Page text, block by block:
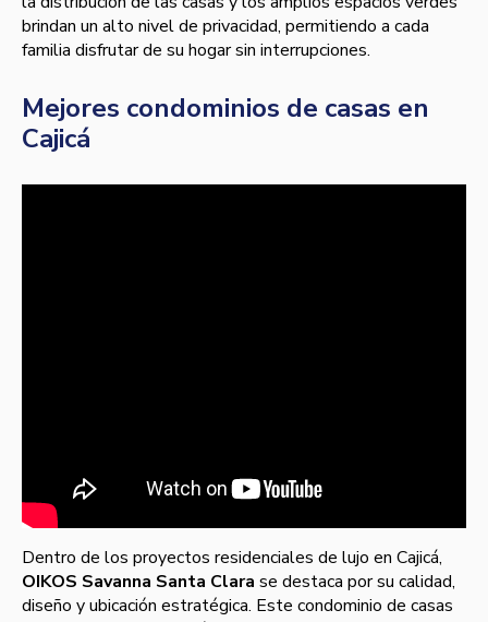
brindan un alto nivel de privacidad, permitiendo a cada
familia disfrutar de su hogar sin interrupciones.
Mejores condominios de casas en
Cajicá
Dentro de los proyectos residenciales de lujo en Cajicá,
OIKOS Savanna Santa Clara se destaca por su calidad,
diseño y ubicación estratégica. Este condominio de casas